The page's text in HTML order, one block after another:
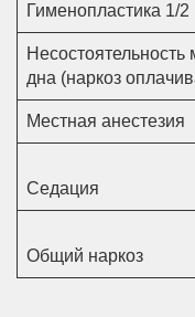
Гименопластика 1/2
дна (наркоз
Местная анестезия
Седация
Общий наркоз